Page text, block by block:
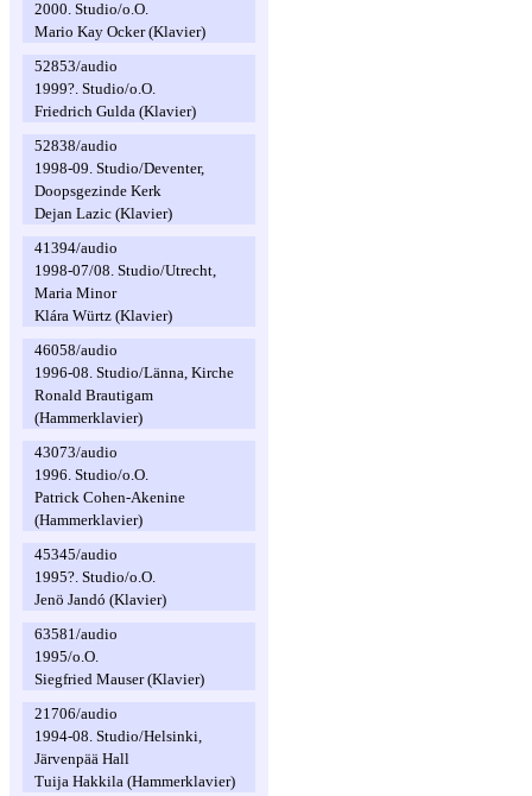
2000. Studio/o.O.
Mario Kay Ocker (Klavier)
52853/audio
1999?. Studio/o.O.
Friedrich Gulda (Klavier)
52838/audio
1998-09. Studio/Deventer,
Doopsgezinde Kerk
Dejan Lazic (Klavier)
41394/audio
1998-07/08. Studio/Utrecht,
Maria Minor
Klára Würtz (Klavier)
46058/audio
1996-08. Studio/Länna, Kirche
Ronald Brautigam
(Hammerklavier)
43073/audio
1996. Studio/o.O.
Patrick Cohen-Akenine
(Hammerklavier)
45345/audio
1995?. Studio/o.O.
Jenö Jandó (Klavier)
63581/audio
1995/o.O.
Siegfried Mauser (Klavier)
21706/audio
1994-08. Studio/Helsinki,
Järvenpää Hall
Tuija Hakkila (Hammerklavier)